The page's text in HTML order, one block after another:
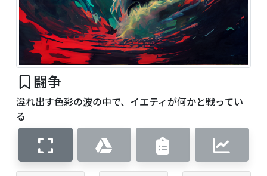
闘争
溢れ出す色彩の波の中で、イエティが何かと戦ってい
る